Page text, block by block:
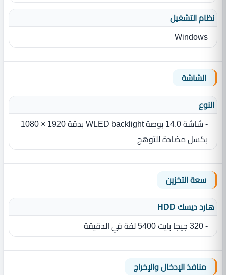
نظام التشغيل
Windows
الشاشة
النوع
- شاشة 14.0 بوصة WLED backlight بدقة 1920 × 1080
بكسل مضادة للتوهج
سعة التخزين
هارد ديسك HDD
- 320 جيجا بايت 5400 لفة في الدقيقة
منافذ الإدخال والإخراج